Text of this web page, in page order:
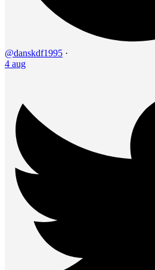
@danskdf1995 ·
4 aug